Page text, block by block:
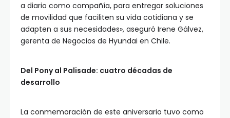
a diario como compañía, para entregar soluciones
de movilidad que faciliten su vida cotidiana y se
adapten a sus necesidades», aseguró Irene Gálvez,
gerenta de Negocios de Hyundai en Chile.
Del Pony al Palisade: cuatro décadas de
desarrollo
La conmemoración de este aniversario tuvo como